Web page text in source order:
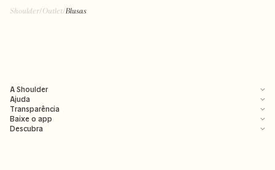
Shoulder/Outlet/Blusas
A Shoulder
Ajuda
Transparência
Baixe o app
Descubra